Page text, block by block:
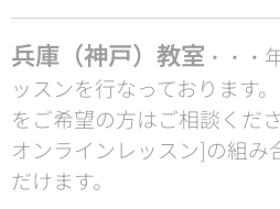
兵庫（神戸）教室 ・・・
ッスンを行なっております
をご希望の方はご相談くだ
オンラインレッスン]の組み
だけます。